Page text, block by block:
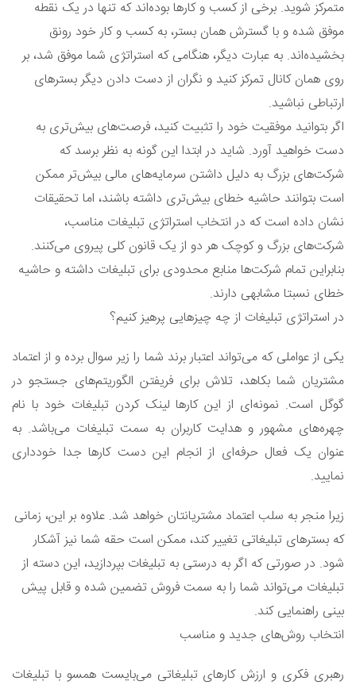
متمرکز شوید. برخی از کسب و کارها بوده‌اند که تنها در یک نقطه
موفق شده و با گسترش همان بستر، به کسب و کار خود رونق
بخشیده‌اند. به عبارت دیگر، هنگامی که استراتژی شما موفق شد، بر
روی همان کانال تمرکز کنید و نگران از دست دادن دیگر بسترهای
ارتباطی نباشید.
اگر بتوانید موفقیت خود را تثبیت کنید، فرصت‌های بیش‌تری به
دست خواهید آورد. شاید در ابتدا این گونه به نظر برسد که
شرکت‌های بزرگ به دلیل داشتن سرمایه‌های مالی بیش‌تر ممکن
است بتوانند حاشیه خطای بیش‌تری داشته باشند، اما تحقیقات
نشان داده است که در انتخاب استراتژی تبلیغات مناسب،
شرکت‌های بزرگ و کوچک هر دو از یک قانون کلی پیروی می‌کنند.
بنابراین تمام شرکت‌ها منابع محدودی برای تبلیغات داشته و حاشیه
خطای نسبتا مشابهی دارند.
در استراتژی تبلیغات از چه چیزهایی پرهیز کنیم؟
یکی از عواملی که می‌تواند اعتبار برند شما را زیر سوال برده و از اعتماد
مشتریان شما بکاهد، تلاش برای فریفتن الگوریتم‌های جستجو در
گوگل است. نمونه‌ای از این کارها لینک کردن تبلیغات خود با نام
چهره‎‌های مشهور و هدایت کاربران به سمت تبلیغات می‌باشد. به
عنوان یک فعال حرفه‌ای از انجام این دست کارها جدا خودداری
نمایید.
زیرا منجر به سلب اعتماد مشتریانتان خواهد شد. علاوه بر این، زمانی
که بسترهای تبلیغاتی تغییر کند، ممکن است حقه شما نیز آشکار
شود. در صورتی که اگر به درستی به تبلیغات بپردازید، این دسته از
تبلیغات می‌تواند شما را به سمت فروش تضمین شده و قابل پیش
بینی راهنمایی کند.
انتخاب روش‌های جدید و مناسب
رهبری فکری و ارزش کارهای تبلیغاتی می‌بایست همسو با تبلیغات